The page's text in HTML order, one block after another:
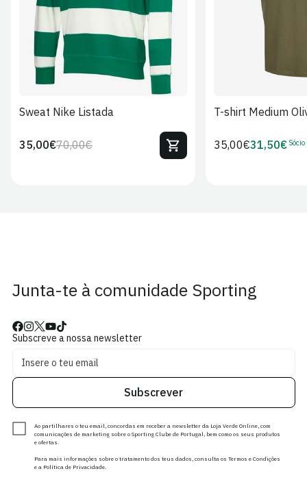
Sweat Nike Listada
Preço
70,00€Preço
35,00€
T-shirt Medium
Preço
35,00€Preço
31,50€ Sócio
Junta-te à comunidade Sporting
Subscreve a nossa newsletter
Subscrever
Ao partilhares o teu email, concordas em receber a newsletter da Loja Verde Online, com
comunicações de marketing sobre o Sporting Clube de Portugal, bem como os seus produtos
e ofertas.
Para mais informações sobre o tratamento dos teus dados, consulta os Termos e Condições
e a Política de Privacidade.